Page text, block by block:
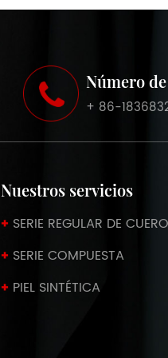
Número
+ 86-
Nuestros servicios
SERIE REGULAR DE
SERIE COMPUESTA
PIEL SINTÉTICA